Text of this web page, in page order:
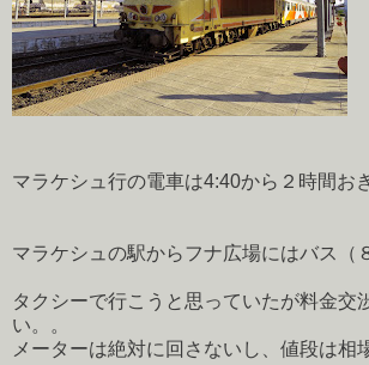
マラケシュ行の電車は4:40から２時間お
マラケシュの駅からフナ広場にはバス（
タクシーで行こうと思っていたが料金交
い。。
メーターは絶対に回さないし、値段は相